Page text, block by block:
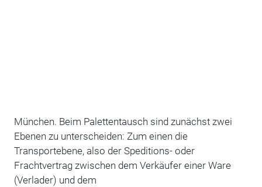
München. Beim Palettentausch sind zunächst zwei
Ebenen zu unterscheiden: Zum einen die
Transportebene, also der Speditions- oder
Frachtvertrag zwischen dem Verkäufer einer Ware
(Verlader) und dem